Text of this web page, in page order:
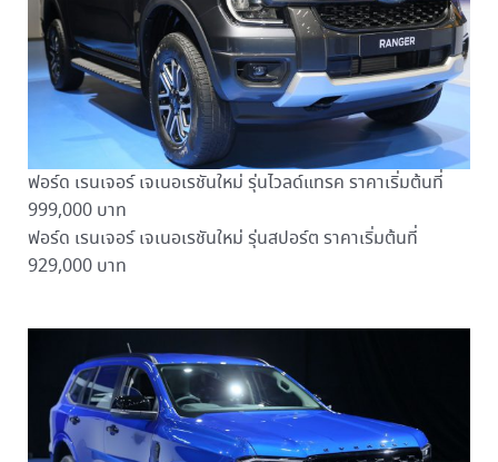
ฟอร์ด เรนเจอร์ เจเนอเรชันใหม่ รุ่นไวลด์แทรค ราคาเริ่มต้นที่
999,000 บาท
ฟอร์ด เรนเจอร์ เจเนอเรชันใหม่ รุ่นสปอร์ต ราคาเริ่มต้นที่
929,000 บาท